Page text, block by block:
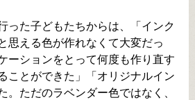
った子どもたちからは、「インク
思える色が作れなくて大変だっ
ーションをとって何度も作り直す
ことができた」「オリジナルイン
。ただのラベンダー色ではなく、